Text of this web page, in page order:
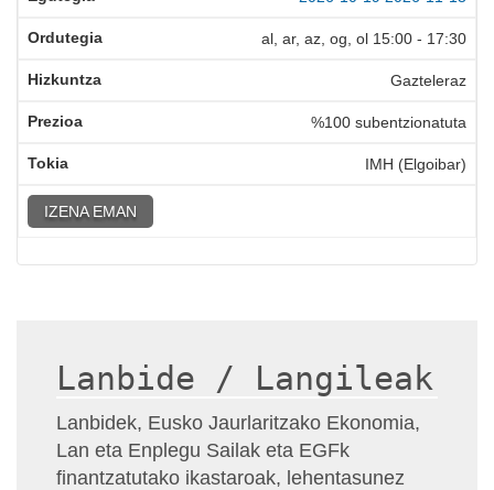
al, ar, az, og, ol 15:00 - 17:30
Gazteleraz
%100 subentzionatuta
IMH (Elgoibar)
IZENA EMAN
Lanbide / Langileak
Lanbidek, Eusko Jaurlaritzako Ekonomia,
Lan eta Enplegu Sailak eta EGFk
finantzatutako ikastaroak, lehentasunez